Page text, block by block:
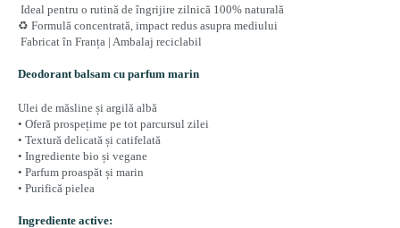
Ideal pentru o rutină de îngrijire zilnică 100% naturală
♻️ Formulă concentrată, impact redus asupra mediului
Fabricat în Franța | Ambalaj reciclabil
Deodorant balsam cu parfum marin
Ulei de măsline și argilă albă
• Oferă prospețime pe tot parcursul zilei
• Textură delicată și catifelată
• Ingrediente bio și vegane
• Parfum proaspăt și marin
• Purifică pielea
Ingrediente active: